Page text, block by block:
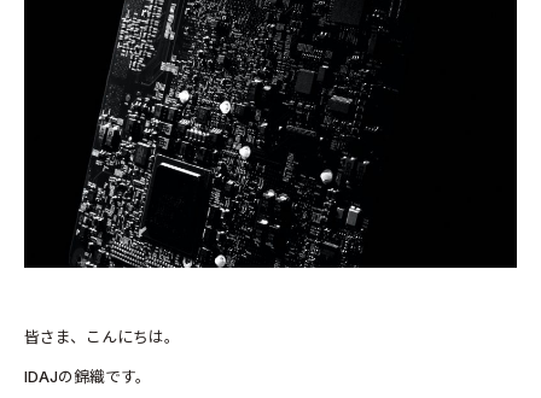
皆さま、こんにちは。
IDAJの錦織です。